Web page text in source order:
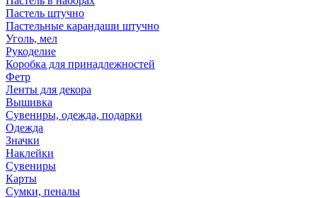
Пастель штучно
Пастельные карандаши штучно
Уголь, мел
Рукоделие
Коробка для принадлежностей
Фетр
Ленты для декора
Вышивка
Сувениры, одежда, подарки
Одежда
Значки
Наклейки
Сувениры
Карты
Сумки, пеналы